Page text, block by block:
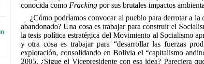
conocida como Fracking por sus brutales impactos
¿Cómo podríamos convocar al pueblo para derrotar a
abandonado? Una cosa es trabajar para construir el
la tesis política estratégica del Movimiento al Socialismo
y otra cosa es trabajar para “desarrollar las fuerzas
explotación, consolidando en Bolivia el “capitalismo
2005. ¿Sigue el Vicepresidente con esa idea? Pareciera